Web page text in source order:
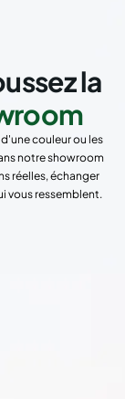
la
couleur ou les
notre showroom
réelles, échanger
vous ressemblent.